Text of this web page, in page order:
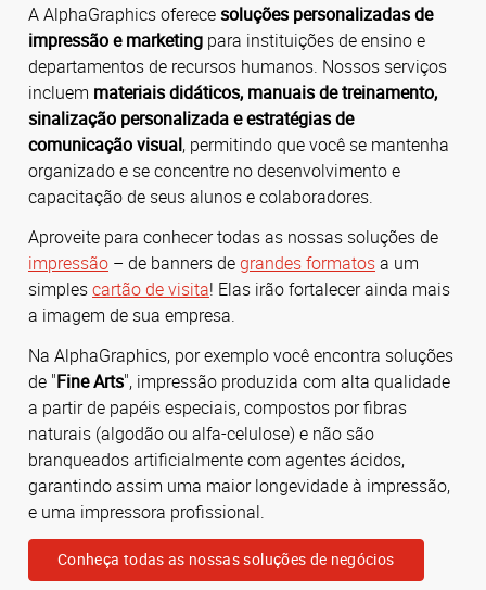
A AlphaGraphics oferecesoluções personalizadas de
impressão e marketing para instituições de ensino e
departamentos de recursos humanos. Nossos serviços
incluem materiais didáticos, manuais de treinamento,
sinalização personalizada e estratégias de
comunicação visual, permitindo que você se mantenha
organizado e se concentre no desenvolvimento e
capacitação de seus alunos e colaboradores.
Aproveite para conhecer todas as nossas soluções de
impressão – de banners degrandes formatosa um
simplescartão de visita! Elas irão fortalecer ainda mais
a imagem de sua empresa.
Na AlphaGraphics, por exemplo você encontra soluções
de "Fine Arts", impressão produzida com alta qualidade
a partir de papéis especiais, compostos por fibras
naturais (algodão ou alfa-celulose) e não são
branqueados artificialmente com agentes ácidos,
garantindo assim uma maior longevidade à impressão,
e uma impressora profissional.
Conheça todas as nossas soluções de negócios